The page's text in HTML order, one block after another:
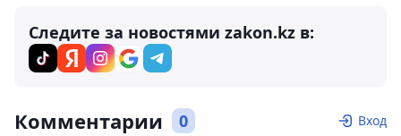
Следите за новостями zakon.kz в:
Комментарии 0 Вход